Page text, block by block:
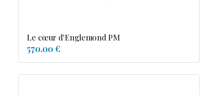
Le cœur d'Englemond PM
570.00 €